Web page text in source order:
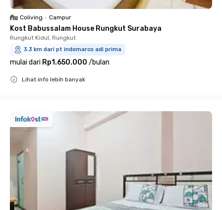
Coliving • Campur
Kost Babussalam House Rungkut Surabaya
Rungkut Kidul, Rungkut
3.3 km dari pt indomarco adi prima
mulai dari Rp1.650.000 /bulan
Lihat info lebih banyak